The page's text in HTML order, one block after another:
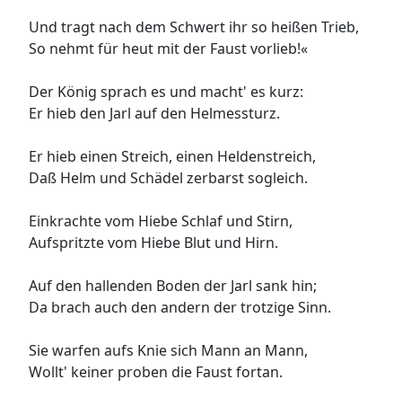
Und tragt nach dem Schwert ihr so heißen Trieb,
So nehmt für heut mit der Faust vorlieb!«
Der König sprach es und macht' es kurz:
Er hieb den Jarl auf den Helmessturz.
Er hieb einen Streich, einen Heldenstreich,
Daß Helm und Schädel zerbarst sogleich.
Einkrachte vom Hiebe Schlaf und Stirn,
Aufspritzte vom Hiebe Blut und Hirn.
Auf den hallenden Boden der Jarl sank hin;
Da brach auch den andern der trotzige Sinn.
Sie warfen aufs Knie sich Mann an Mann,
Wollt' keiner proben die Faust fortan.